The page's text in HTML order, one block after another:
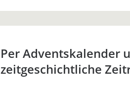
Per Adventskalender
zeitgeschichtliche